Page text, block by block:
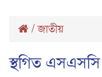
/জাতীয়
স্থগিত